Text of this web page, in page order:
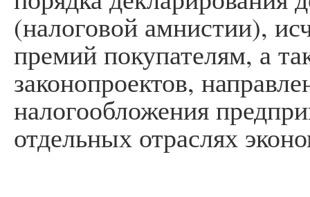
(налоговой амнистии),
премий покупателям, а
законопроектов,
налогообложения
отдельных отраслях